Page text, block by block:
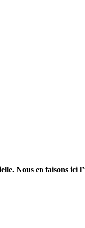
Nous en faisons ici